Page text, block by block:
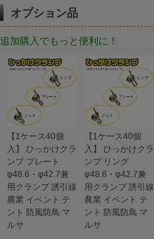
オプション品
追加購入でもっと便利に！
【1ケース40個
入】 ひっかけクラ
ンプ プレート
φ48.6・φ42.7兼
用クランプ 誘引線
農業 イベント テ
ント 防風防鳥 マ
ルサ
【1ケース40個
入】 ひっかけクラ
ンプ リング
φ48.6・φ42.7兼
用クランプ 誘引線
農業 イベント テ
ント 防風防鳥 マ
ルサ